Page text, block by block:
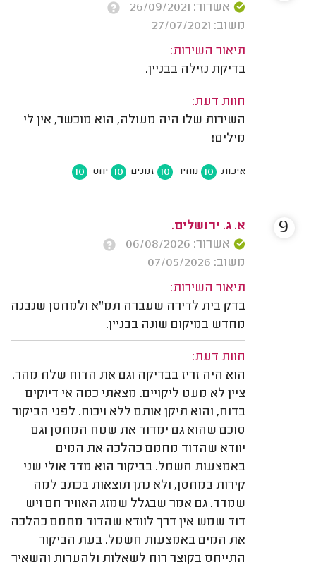
אשרור: 26/09/2021
משוב: 27/07/2021
תיאור השירות:
בדיקת נזילה בבניין.
חוות דעת:
השירות שלו היה מעולה, הוא מוכשר, אין לי
מילים!
איכות 10 מחיר 10 זמנים 10 יחס 10
א. ג. ירושלים.
אשרור: 06/08/2026
משוב: 07/05/2026
תיאור השירות:
בדק בית לדירה שעברה תמ"א ולמחסן שנבנה
מחדש במיקום שונה בבניין.
חוות דעת:
הוא היה זריז בבדיקה וגם את הדוח שלח מהר.
ציין לא מעט ליקויים. מצאתי כמה אי דיוקים
בדוח, והוא תיקן אותם ללא ויכוח. לפני הביקור
סוכם שהוא גם ימדוד את שטח המחסן וגם
יוודא שהדוד מחמם כהלכה את המים
באמצעות חשמל. בביקור הוא מדד אולי שני
קירות במחסן, ולא נתן תוצאות בכתב למה
שמדד. גם אמר שבגלל שמזג האוויר חם ויש
דוד שמש אין דרך לוודא שהדוד מחמם כהלכה
את המים באמצעות חשמל. בעת הביקור
התייחס בקוצר רוח לשאלות ולהערות והשאיר
9